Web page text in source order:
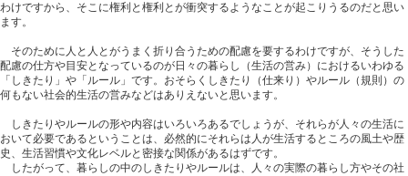
わけですから、そこに権利と権利とが衝突するようなことが起こりうるのだと思い
ます。
そのために人と人とがうまく折り合うための配慮を要するわけですが、そうした
配慮の仕方や目安となっているのが日々の暮らし（生活の営み）におけるいわゆる
「しきたり」や「ルール」です。おそらくしきたり（仕来り）やルール（規則）の
何もない社会的生活の営みなどはありえないと思います。
しきたりやルールの形や内容はいろいろあるでしょうが、それらが人々の生活に
おいて必要であるということは、必然的にそれらは人が生活するところの風土や歴
史、生活習慣や文化レベルと密接な関係があるはずです。
したがって、暮らしの中のしきたりやルールは、人々の実際の暮らし方やその社